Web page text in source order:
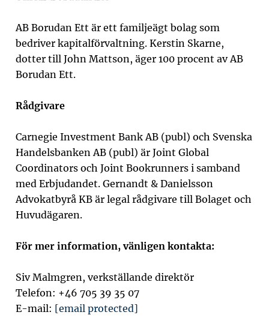
AB Borudan Ett är ett familjeägt bolag som
bedriver kapitalförvaltning. Kerstin Skarne,
dotter till John Mattson, äger 100 procent av AB
Borudan Ett.
Rådgivare
Carnegie Investment Bank AB (publ) och Svenska
Handelsbanken AB (publ) är Joint Global
Coordinators och Joint Bookrunners i samband
med Erbjudandet. Gernandt & Danielsson
Advokatbyrå KB är legal rådgivare till Bolaget och
Huvudägaren.
För mer information, vänligen kontakta:
Siv Malmgren, verkställande direktör
Telefon: +46 705 39 35 07
E-mail: [email protected]